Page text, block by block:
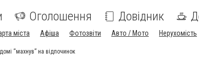
Оголошення Довідник
міста Афіша Фотозвіти Авто / Мото Нерухомість
“махнув” на відпочинок